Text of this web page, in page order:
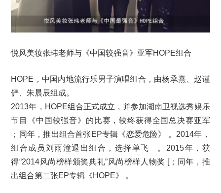
悦风美妆张玮老师与《中国较强音》亚军HOPE组合
HOPE，中国内地流行乐男子演唱组合，由杨承熹、赵谨
俨、朱晨辰组成。
2013年，HOPE组合正式成立，并参加湖南卫视选秀娱乐
节目《中国较强音》的比赛，较终获得全国总决赛亚军
；同年，推出组合首张EP专辑《恋爱危险》 。2014年，
组合成员刘雨潼退出组合，选择单飞 。2015年，获
得“2014风尚榜样颁奖典礼”风尚榜样人物奖 [；同年，推
出组合第二张EP专辑《HOPE》 。